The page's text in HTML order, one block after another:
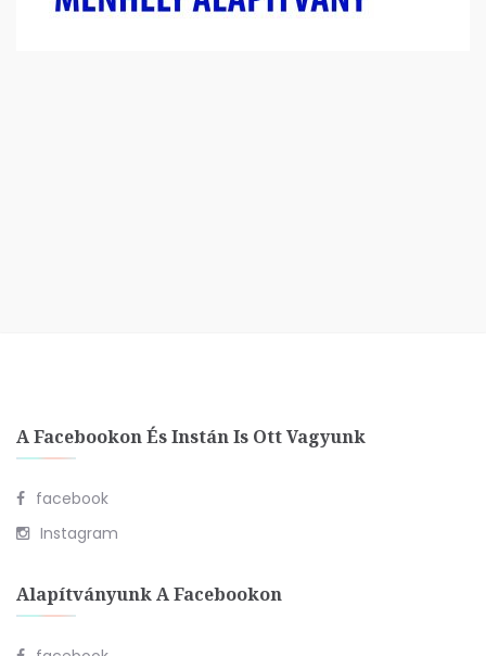
A Facebookon És Instán Is Ott Vagyunk
facebook
Instagram
Alapítványunk A Facebookon